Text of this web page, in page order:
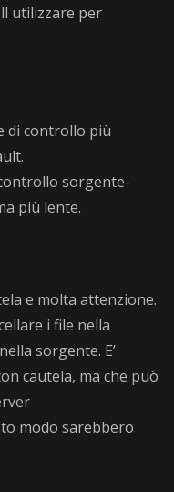
utilizzare per
di controllo più
sorgente-
più lente.
e molta attenzione.
i file nella
sorgente. E’
cautela, ma che può
modo sarebbero